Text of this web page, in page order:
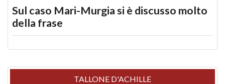
Sul caso Mari-Murgia si è discusso molto
della frase
TALLONE D'ACHILLE